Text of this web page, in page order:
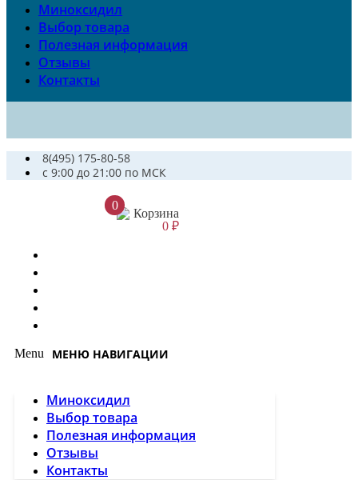
Миноксидил
Выбор товара
Полезная информация
Отзывы
Контакты
8(495) 175-80-58
c 9:00 до 21:00 по МСК
0
Корзина
0 ₽
Menu
Миноксидил
Выбор товара
Полезная информация
Отзывы
Контакты